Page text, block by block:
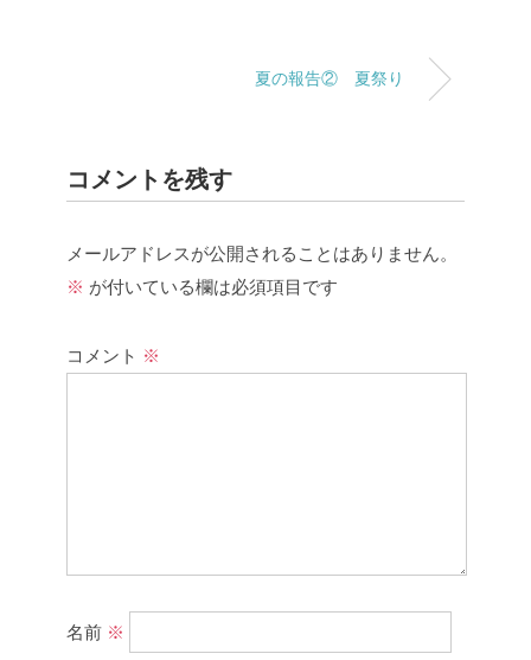
夏の報告② 夏祭り
コメントを残す
メールアドレスが公開されることはありません。
※ が付いている欄は必須項目です
コメント ※
名前 ※